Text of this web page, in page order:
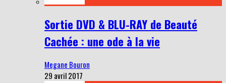
Sortie DVD & BLU-RAY de Beauté
Cachée : une ode à la vie
Megane Bouron
29 avril 2017